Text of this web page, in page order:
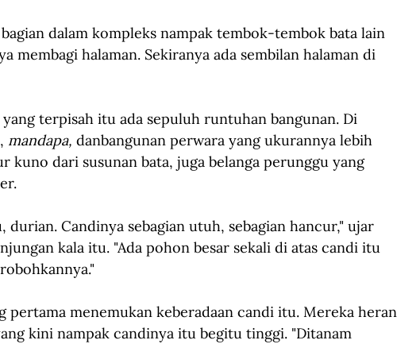
dalam kompleks nampak tembok-tembok bata lain
membagi halaman. Sekiranya ada sembilan halaman di
terpisah itu ada sepuluh runtuhan bangunan. Di
mandapa, danbangunan perwara yang ukurannya lebih
kuno dari susunan bata, juga belanga perunggu yang
Candinya sebagian utuh, sebagian hancur," ujar
kala itu. "Ada pohon besar sekali di atas candi itu
pertama menemukan keberadaan candi itu. Mereka heran
kini nampak candinya itu begitu tinggi. "Ditanam